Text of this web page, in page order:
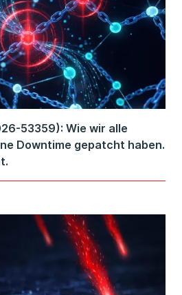
53359): Wie wir alle
Downtime gepatcht haben.